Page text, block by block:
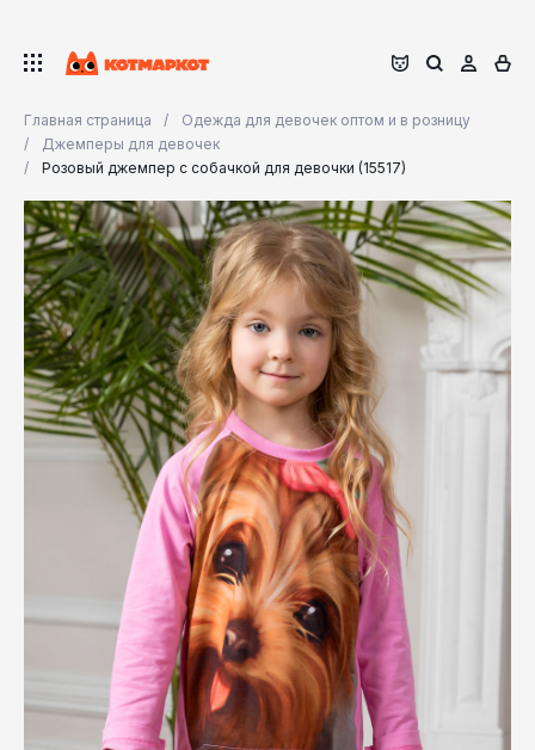
Главная страница
Одежда для девочек оптом и в розницу
Джемперы для девочек
Розовый джемпер с собачкой для девочки (15517)